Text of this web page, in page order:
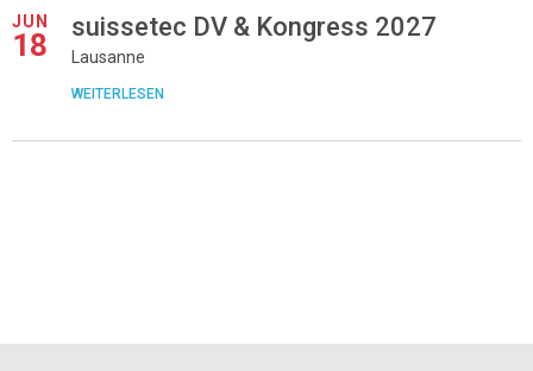
JUN
18
suissetec DV & Kongress 2027
Lausanne
WEITERLESEN